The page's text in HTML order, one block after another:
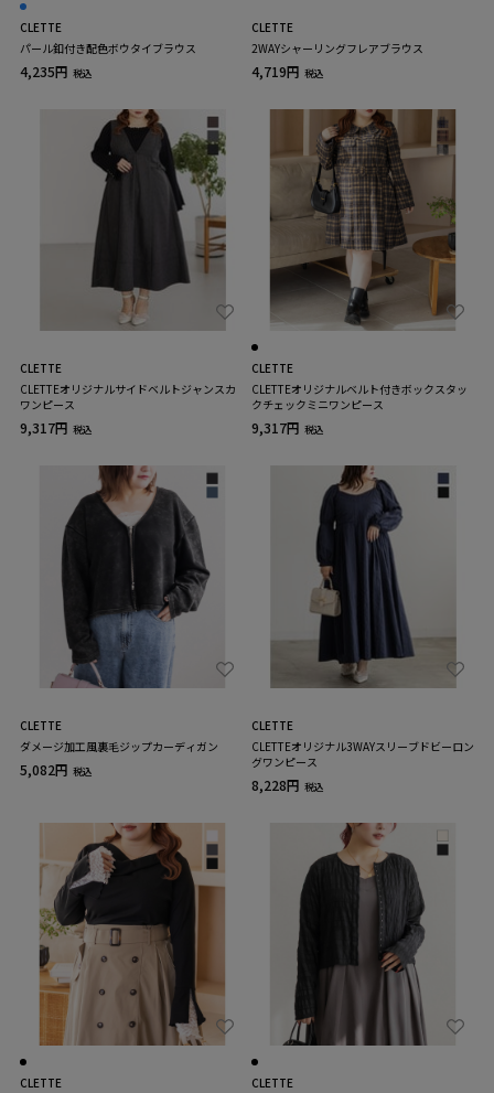
CLETTE
パール釦付き配色ボウタイブラウス
4,235円 税込
CLETTE
2WAYシャーリングフレアブラウス
4,719円 税込
CLETTE
CLETTEオリジナルサイドベルトジャンスカ
ワンピース
9,317円 税込
CLETTE
CLETTEオリジナルベルト付きボックスタッ
クチェックミニワンピース
9,317円 税込
CLETTE
ダメージ加工風裏毛ジップカーディガン
5,082円 税込
CLETTE
CLETTEオリジナル3WAYスリーブドビーロン
グワンピース
8,228円 税込
CLETTE
CLETTE